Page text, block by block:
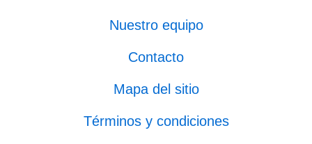
Nuestro equipo
Contacto
Mapa del sitio
Términos y condiciones